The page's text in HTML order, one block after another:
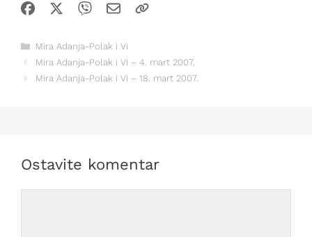
Kategorije
Mira Adanja-Polak i Vi
Mira Adanja-Polak i Vi – 4. mart 2007.
Mira Adanja-Polak i Vi – 18. mart 2007.
Ostavite komentar